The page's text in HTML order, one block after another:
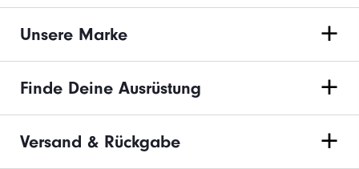
Unsere Marke
Finde Deine Ausrüstung
Versand & Rückgabe